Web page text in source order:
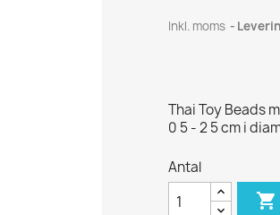
Inkl. moms
Thai Toy Beads
0 5 - 2 5 cm i
Antal
